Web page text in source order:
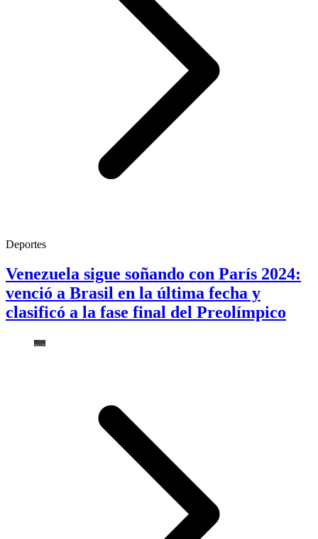
Deportes
Venezuela sigue soñando con París 2024:
venció a Brasil en la última fecha y
clasificó a la fase final del Preolímpico